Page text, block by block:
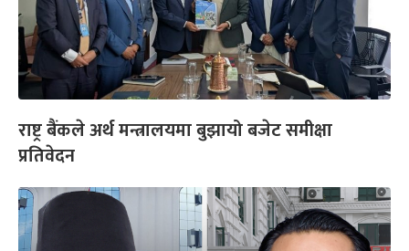
राष्ट्र बैंकले अर्थ मन्त्रालयमा बुझायो बजेट समीक्षा
प्रतिवेदन